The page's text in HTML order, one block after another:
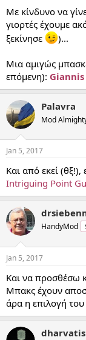
Με κίνδυνο να
γιορτές έχουμε
ξεκίνησε
)...
Μια αμιγώς
επόμενη):
Palavra
Mod
Jan 5, 2017
Και από εκεί (θξ!),
Intriguing Point
HandyMod
Jan 5, 2017
Και να προσθέσω
Μπακς έχουν
άρα η επιλογή του
dharvatis